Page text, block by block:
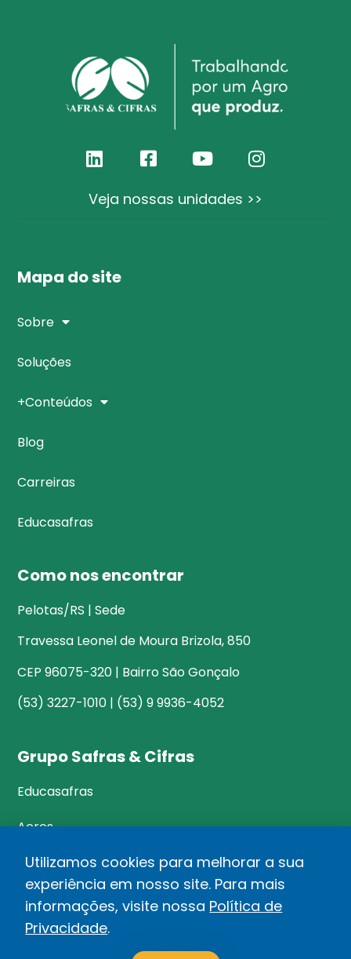
Veja nossas unidades >>
Mapa do site
Sobre
Soluções
+Conteúdos
Blog
Carreiras
Educasafras
Como nos encontrar
Pelotas/RS | Sede
Travessa Leonel de Moura Brizola, 850
CEP 96075-320 | Bairro São Gonçalo
(53) 3227-1010 | (53) 9 9936-4052
Grupo Safras & Cifras
Educasafras
Acres
©Safras&Cifras
Relatório de Transparência Salarial
Utilizamos cookies para melhorar a sua
experiência em nosso site. Para mais
informações, visite nossa Política de
Privacidade.